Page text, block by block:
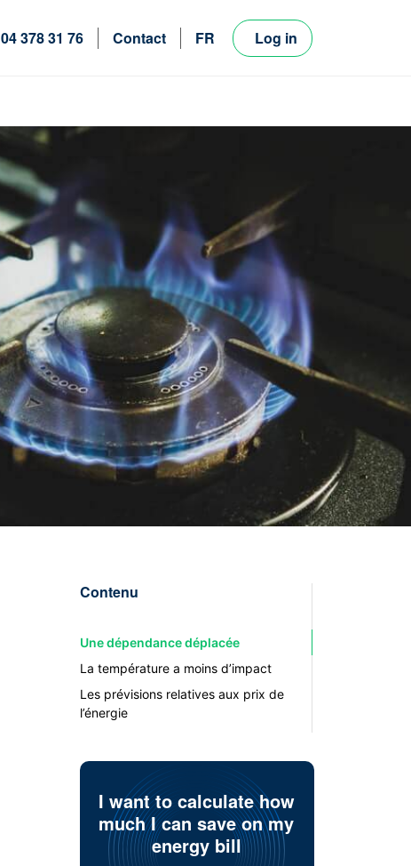
04 378 31 76 Contact
FR
Log in
Contenu
Une dépendance déplacée
La température a moins d’impact
Les prévisions relatives aux prix de
l’énergie
I want to calculate how
much I can save on my
energy bill